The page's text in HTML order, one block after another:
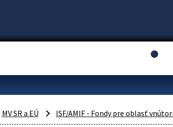
MV SR a EÚ ISF/AMIF - Fondy pre oblasť